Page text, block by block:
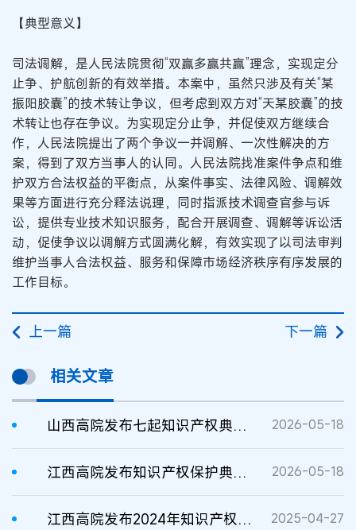
【典型意义】
司法调解，是人民法院贯彻“双赢多赢共赢”理念，实现定分
止争、护航创新的有效举措。本案中，虽然只涉及有关“某
振阳胶囊”的技术转让争议，但考虑到双方对“天某胶囊”的技
术转让也存在争议。为实现定分止争，并促使双方继续合
作，人民法院提出了两个争议一并调解、一次性解决的方
案，得到了双方当事人的认同。人民法院找准案件争点和维
护双方合法权益的平衡点，从案件事实、法律风险、调解效
果等方面进行充分释法说理，同时指派技术调查官参与诉
讼，提供专业技术知识服务，配合开展调查、调解等诉讼活
动，促使争议以调解方式圆满化解，有效实现了以司法审判
维护当事人合法权益、服务和保障市场经济秩序有序发展的
工作目标。
上一篇 下一篇
相关文章
山西高院发布七起知识产权典型案例 2026-05-18
江西高院发布知识产权保护典型案例 2026-05-18
江西高院发布2024年知识产权典型案例 2025-04-27